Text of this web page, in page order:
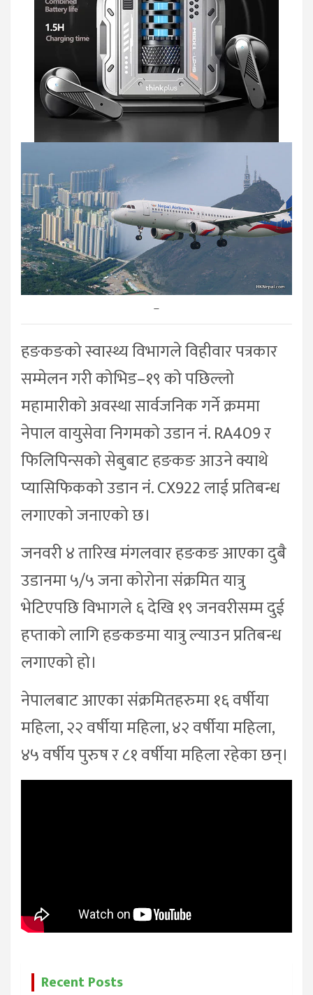
–
हङकङको स्वास्थ्य विभागले विहीवार पत्रकार
सम्मेलन गरी कोभिड–१९ को पछिल्लो
महामारीको अवस्था सार्वजनिक गर्ने क्रममा
नेपाल वायुसेवा निगमको उडान नं. RA409 र
फिलिपिन्सको सेबुबाट हङकङ आउने क्याथे
प्यासिफिकको उडान नं. CX922 लाई प्रतिबन्ध
लगाएको जनाएको छ।
जनवरी ४ तारिख मंगलवार हङकङ आएका दुबै
उडानमा ५/५ जना कोरोना संक्रमित यात्रु
भेटिएपछि विभागले ६ देखि १९ जनवरीसम्म दुई
हप्ताको लागि हङकङमा यात्रु ल्याउन प्रतिबन्ध
लगाएको हो।
नेपालबाट आएका संक्रमितहरुमा १६ वर्षीया
महिला, २२ वर्षीया महिला, ४२ वर्षीया महिला,
४५ वर्षीय पुरुष र ८१ वर्षीया महिला रहेका छन्।
Recent Posts